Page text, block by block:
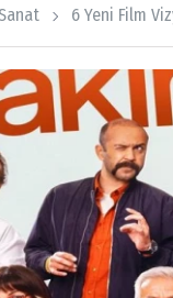
6 Yeni Film